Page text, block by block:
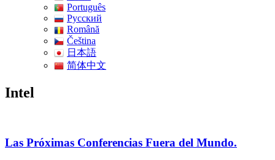
Português
Pусский
Română
Čeština
日本語
简体中文
Intel
Las Próximas Conferencias Fuera del Mundo.